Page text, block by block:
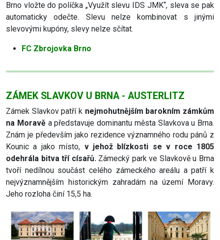
Brno vložte do políčka „Využít slevu IDS JMK“, sleva se pak
automaticky odečte. Slevu nelze kombinovat s jinými
slevovými kupóny, slevy nelze sčítat.
FC Zbrojovka Brno
ZÁMEK SLAVKOV U BRNA - AUSTERLITZ
Zámek Slavkov patří k nejmohutnějším barokním zámkům
na Moravěa představuje dominantu města Slavkova u Brna.
Znám je především jako rezidence významného rodu pánů z
Kounic a jako místo, v jehož blízkosti se v roce 1805
odehrála bitva tří císařů.Zámecký park ve Slavkově u Brna
tvoří nedílnou součást celého zámeckého areálu a patří k
nejvýznamnějším historickým zahradám na území Moravy.
Jeho rozloha činí 15,5 ha.